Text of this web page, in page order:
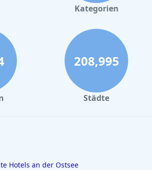
Kategorien
208,995
Städte
Hotels an der Ostsee